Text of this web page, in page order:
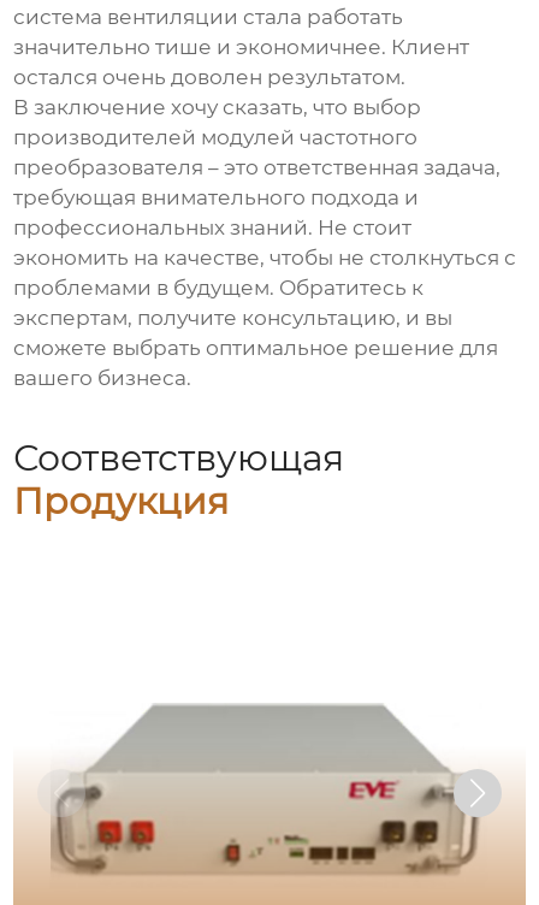
система вентиляции стала работать
значительно тише и экономичнее. Клиент
остался очень доволен результатом.
В заключение хочу сказать, что выбор
производителей модулей частотного
преобразователя – это ответственная задача,
требующая внимательного подхода и
профессиональных знаний. Не стоит
экономить на качестве, чтобы не столкнуться с
проблемами в будущем. Обратитесь к
экспертам, получите консультацию, и вы
сможете выбрать оптимальное решение для
вашего бизнеса.
Соответствующая
Продукция